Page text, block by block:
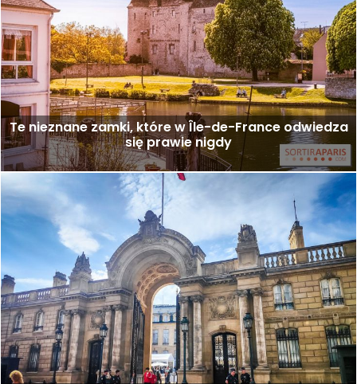
Te nieznane zamki, które w Île-de-France odwiedza
się prawie nigdy